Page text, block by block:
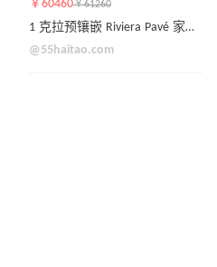
￥60460￥61260
1 克拉预镶嵌 Riviera Pavé 家传之宝大教堂钻石订婚戒指
@55haitao.com